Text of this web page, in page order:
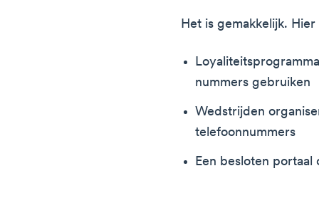
Het is gemakkelijk.
nummers gebruiken
Wedstrijden
telefoonnummers
Een besloten portaal